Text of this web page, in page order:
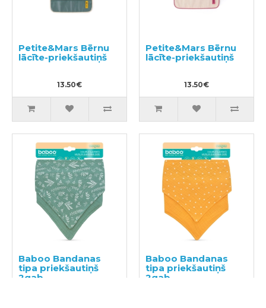
Petite&Mars Bērnu
lācīte-priekšautiņš
13.50€
Petite&Mars Bērnu
lācīte-priekšautiņš
13.50€
Baboo Bandanas
tipa priekšautiņš
2gab
Baboo Bandanas
tipa priekšautiņš
2gab